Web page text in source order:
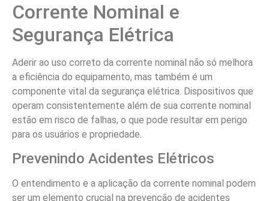
Corrente Nominal e
Segurança Elétrica
Aderir ao uso correto da corrente nominal não só melhora
a eficiência do equipamento, mas também é um
componente vital da segurança elétrica. Dispositivos que
operam consistentemente além de sua corrente nominal
estão em risco de falhas, o que pode resultar em perigo
para os usuários e propriedade.
Prevenindo Acidentes Elétricos
O entendimento e a aplicação da corrente nominal podem
ser um elemento crucial na prevenção de acidentes